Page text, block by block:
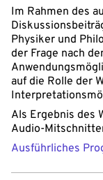
Im Rahmen des
Physiker und
der Frage nach
auf die Rolle der
Als Ergebnis des
Audio-
Ausführliches